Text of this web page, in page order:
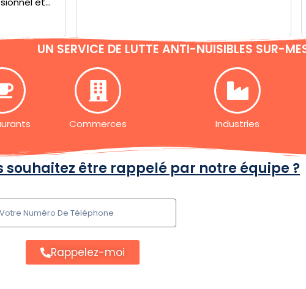
UN SERVICE DE LUTTE ANTI-NUISIBLES SUR-
Commerces Industries
souhaitez être rappelé par notre équipe ?
Rappelez-moi